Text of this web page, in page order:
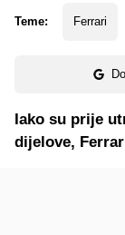
Teme: Ferrari
Iako su prije
dijelove,